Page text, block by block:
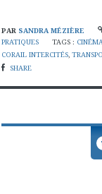
PAR SANDRA MÉZIÈRE
PRATIQUES
TAGS :
CORAIL INTERCITÉS,
SHARE